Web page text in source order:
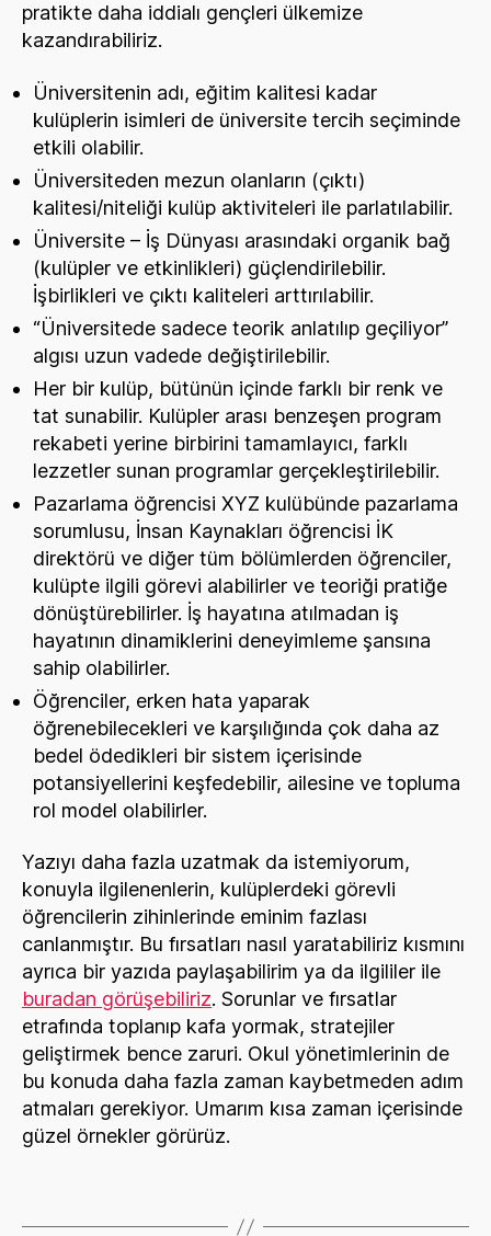
pratikte daha iddialı gençleri ülkemize
kazandırabiliriz.
Üniversitenin adı, eğitim kalitesi kadar
kulüplerin isimleri de üniversite tercih seçiminde
etkili olabilir.
Üniversiteden mezun olanların (çıktı)
kalitesi/niteliği kulüp aktiviteleri ile parlatılabilir.
Üniversite – İş Dünyası arasındaki organik bağ
(kulüpler ve etkinlikleri) güçlendirilebilir.
İşbirlikleri ve çıktı kaliteleri arttırılabilir.
“Üniversitede sadece teorik anlatılıp geçiliyor”
algısı uzun vadede değiştirilebilir.
Her bir kulüp, bütünün içinde farklı bir renk ve
tat sunabilir. Kulüpler arası benzeşen program
rekabeti yerine birbirini tamamlayıcı, farklı
lezzetler sunan programlar gerçekleştirilebilir.
Pazarlama öğrencisi XYZ kulübünde pazarlama
sorumlusu, İnsan Kaynakları öğrencisi İK
direktörü ve diğer tüm bölümlerden öğrenciler,
kulüpte ilgili görevi alabilirler ve teoriği pratiğe
dönüştürebilirler. İş hayatına atılmadan iş
hayatının dinamiklerini deneyimleme şansına
sahip olabilirler.
Öğrenciler, erken hata yaparak
öğrenebilecekleri ve karşılığında çok daha az
bedel ödedikleri bir sistem içerisinde
potansiyellerini keşfedebilir, ailesine ve topluma
rol model olabilirler.
Yazıyı daha fazla uzatmak da istemiyorum,
konuyla ilgilenenlerin, kulüplerdeki görevli
öğrencilerin zihinlerinde eminim fazlası
canlanmıştır. Bu fırsatları nasıl yaratabiliriz kısmını
ayrıca bir yazıda paylaşabilirim ya da ilgililer ile
buradan görüşebiliriz. Sorunlar ve fırsatlar
etrafında toplanıp kafa yormak, stratejiler
geliştirmek bence zaruri. Okul yönetimlerinin de
bu konuda daha fazla zaman kaybetmeden adım
atmaları gerekiyor. Umarım kısa zaman içerisinde
güzel örnekler görürüz.